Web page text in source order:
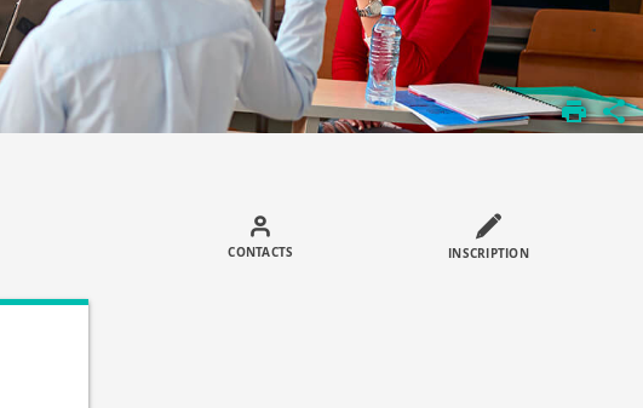
CONTACTS INSCRIPTION